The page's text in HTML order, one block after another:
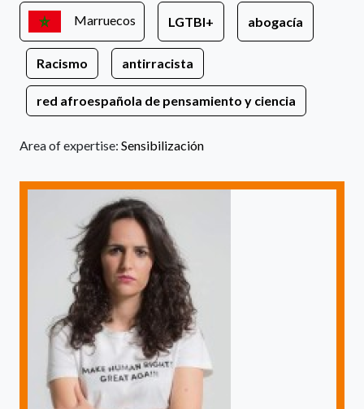
Marruecos LGTBI+ abogacía
Racismo antirracista
red afroespañola de pensamiento y ciencia
Area of expertise: Sensibilización